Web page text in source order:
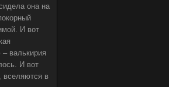
она на
И вот
валькирия
И вот
вселяются в